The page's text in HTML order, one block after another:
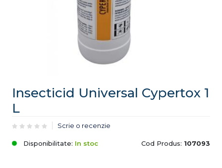
Insecticid Universal Cypertox 1
L
Scrie o recenzie
Disponibilitate: In stoc Cod Produs: 107093